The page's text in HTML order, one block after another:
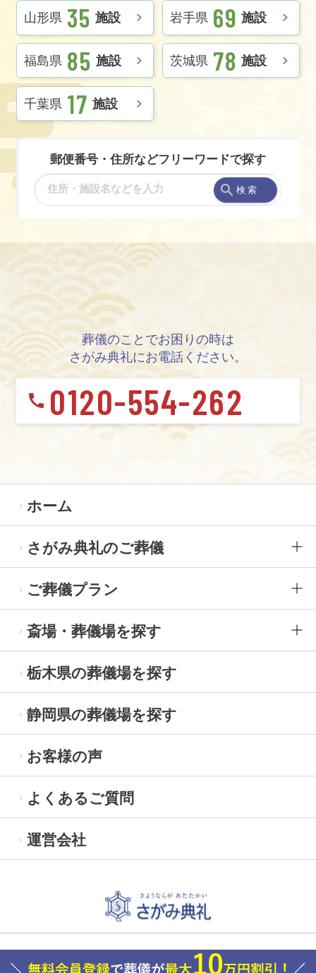
山形県 35 施設 岩手県 69 施設
福島県 85 施設 茨城県 78 施設
千葉県 17 施設
郵便番号・住所などフリーワードで探す
検 索
葬儀のことでお困りの時は
さがみ典礼にお電話ください。
0120-554-262
ホーム
さがみ典礼のご葬儀
ご葬儀プラン
斎場・葬儀場を探す
栃木県の葬儀場を探す
静岡県の葬儀場を探す
お客様の声
よくあるご質問
運営会社
Copyright© 2023 alphaclub-group. All Rights Reserved.